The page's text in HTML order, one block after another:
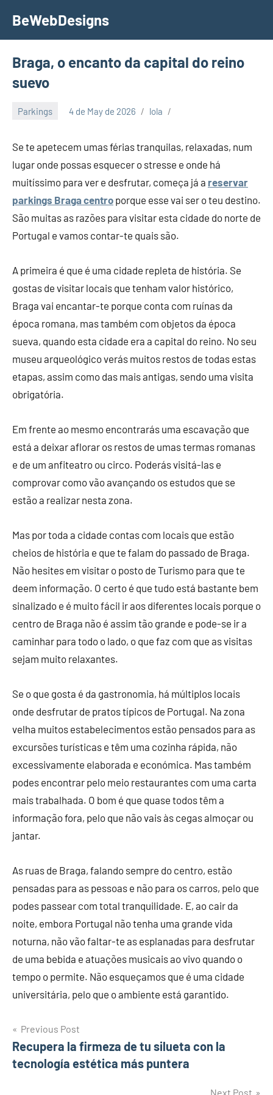
content
BeWebDesigns
Braga, o encanto da capital do reino
suevo
Parkings 4 de May de 2026 lola
Se te apetecem umas férias tranquilas, relaxadas, num
lugar onde possas esquecer o stresse e onde há
muitíssimo para ver e desfrutar, começa já a reservar
parkings Braga centro porque esse vai ser o teu destino.
São muitas as razões para visitar esta cidade do norte de
Portugal e vamos contar-te quais são.
A primeira é que é uma cidade repleta de história. Se
gostas de visitar locais que tenham valor histórico,
Braga vai encantar-te porque conta com ruínas da
época romana, mas também com objetos da época
sueva, quando esta cidade era a capital do reino. No seu
museu arqueológico verás muitos restos de todas estas
etapas, assim como das mais antigas, sendo uma visita
obrigatória.
Em frente ao mesmo encontrarás uma escavação que
está a deixar aflorar os restos de umas termas romanas
e de um anfiteatro ou circo. Poderás visitá-las e
comprovar como vão avançando os estudos que se
estão a realizar nesta zona.
Mas por toda a cidade contas com locais que estão
cheios de história e que te falam do passado de Braga.
Não hesites em visitar o posto de Turismo para que te
deem informação. O certo é que tudo está bastante bem
sinalizado e é muito fácil ir aos diferentes locais porque o
centro de Braga não é assim tão grande e pode-se ir a
caminhar para todo o lado, o que faz com que as visitas
sejam muito relaxantes.
Se o que gosta é da gastronomia, há múltiplos locais
onde desfrutar de pratos típicos de Portugal. Na zona
velha muitos estabelecimentos estão pensados para as
excursões turísticas e têm uma cozinha rápida, não
excessivamente elaborada e económica. Mas também
podes encontrar pelo meio restaurantes com uma carta
mais trabalhada. O bom é que quase todos têm a
informação fora, pelo que não vais às cegas almoçar ou
jantar.
As ruas de Braga, falando sempre do centro, estão
pensadas para as pessoas e não para os carros, pelo que
podes passear com total tranquilidade. E, ao cair da
noite, embora Portugal não tenha uma grande vida
noturna, não vão faltar-te as esplanadas para desfrutar
de uma bebida e atuações musicais ao vivo quando o
tempo o permite. Não esqueçamos que é uma cidade
universitária, pelo que o ambiente está garantido.
Post
navigation
Previous Post
Recupera la firmeza de tu silueta con la
tecnología estética más puntera
Next Post